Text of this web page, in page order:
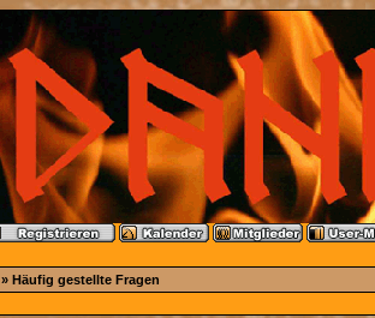
» Häufig gestellte Fragen